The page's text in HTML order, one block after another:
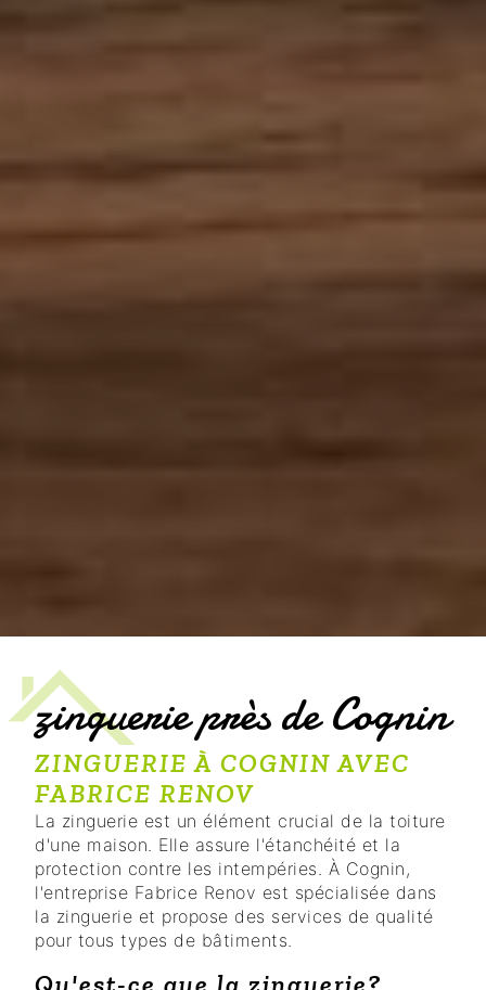
zinguerie près de Cognin
ZINGUERIE À COGNIN AVEC
FABRICE RENOV
La zinguerie est un élément crucial de la toiture
d'une maison. Elle assure l'étanchéité et la
protection contre les intempéries. À Cognin,
l'entreprise Fabrice Renov est spécialisée dans
la zinguerie et propose des services de qualité
pour tous types de bâtiments.